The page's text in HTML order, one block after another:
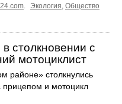
. Экология, Общество
столкновении с
мотоциклист
районе» столкнулись
прицепом и мотоцикл